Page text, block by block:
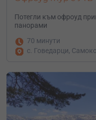
Потегли към офроуд
панорами
70 минути
с. Говедарци,